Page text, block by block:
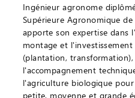
Ingénieur agronome
Supérieure Agronomique de
apporte son expertise dans
montage et
(plantation, transformation),
l'accompagnement
l'agriculture biologique
petite, moyenne et grande